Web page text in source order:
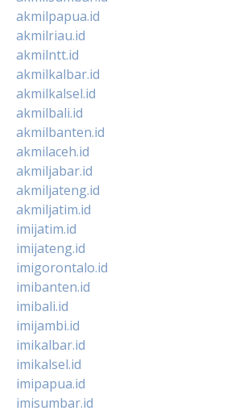
akmilpapua.id
akmilriau.id
akmilntt.id
akmilkalbar.id
akmilkalsel.id
akmilbali.id
akmilbanten.id
akmilaceh.id
akmiljabar.id
akmiljateng.id
akmiljatim.id
imijatim.id
imijateng.id
imigorontalo.id
imibanten.id
imibali.id
imijambi.id
imikalbar.id
imikalsel.id
imipapua.id
imisumbar.id